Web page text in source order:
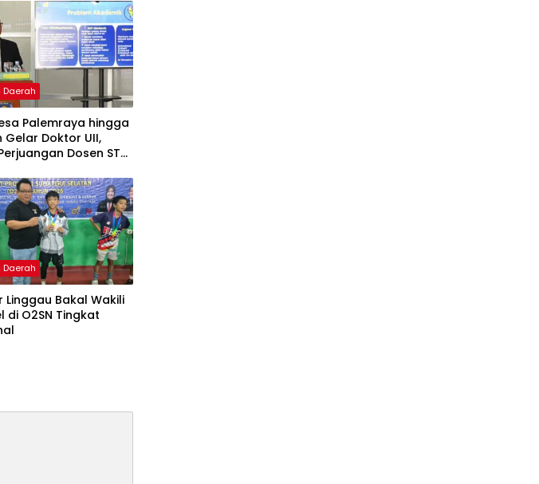
Daerah
Palemraya hingga
Gelar Doktor UII,
Dosen STAI
Driver Taksi Online
Daerah
Linggau Bakal Wakili
di O2SN Tingkat